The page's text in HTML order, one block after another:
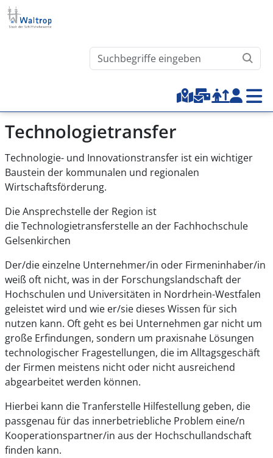
Direkt zum Inhalt
Waltrop.de durchsuchen
Top-Menu
Technologietransfer
Technologie- und Innovationstransfer ist ein wichtiger
Baustein der kommunalen und regionalen
Wirtschaftsförderung.
Die Ansprechstelle der Region ist
die Technologietransferstelle an der Fachhochschule
Gelsenkirchen
Der/die einzelne Unternehmer/in oder Firmeninhaber/in
weiß oft nicht, was in der Forschungslandschaft der
Hochschulen und Universitäten in Nordrhein-Westfalen
geleistet wird und wie er/sie dieses Wissen für sich
nutzen kann. Oft geht es bei Unternehmen gar nicht um
große Erfindungen, sondern um praxisnahe Lösungen
technologischer Fragestellungen, die im Alltagsgeschäft
der Firmen meistens nicht oder nicht ausreichend
abgearbeitet werden können.
Hierbei kann die Tranferstelle Hilfestellung geben, die
passgenau für das innerbetriebliche Problem eine/n
Kooperationspartner/in aus der Hochschullandschaft
finden kann.